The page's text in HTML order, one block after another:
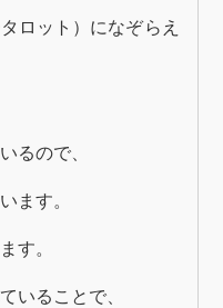
ロット）になぞらえ
るので、
ます。
す。
いることで、